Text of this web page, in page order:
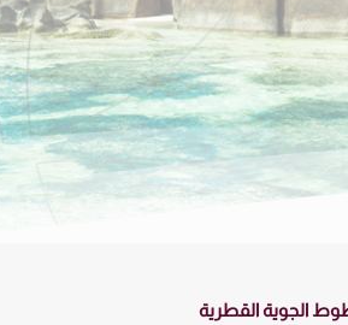
الجوية القطرية